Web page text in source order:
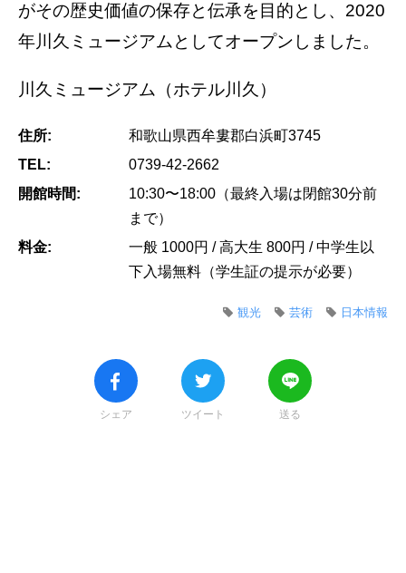
がその歴史価値の保存と伝承を目的とし、2020
年川久ミュージアムとしてオープンしました。
川久ミュージアム（ホテル川久）
住所:
和歌山県西牟婁郡白浜町3745
TEL:
0739-42-2662
開館時間:
10:30〜18:00（最終入場は閉館30分前
まで）
料金:
一般 1000円 / 高大生 800円 / 中学生以
下入場無料（学生証の提示が必要）
日本情報
芸術
観光
シェア ツイート 送る